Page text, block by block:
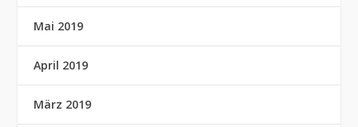
Mai 2019
April 2019
März 2019